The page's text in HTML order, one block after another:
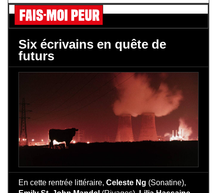
Six écrivains en quête de
futurs
En cette rentrée littéraire, Celeste Ng (Sonatine),